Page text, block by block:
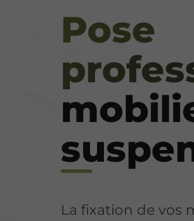
Pose
La fixation de vos